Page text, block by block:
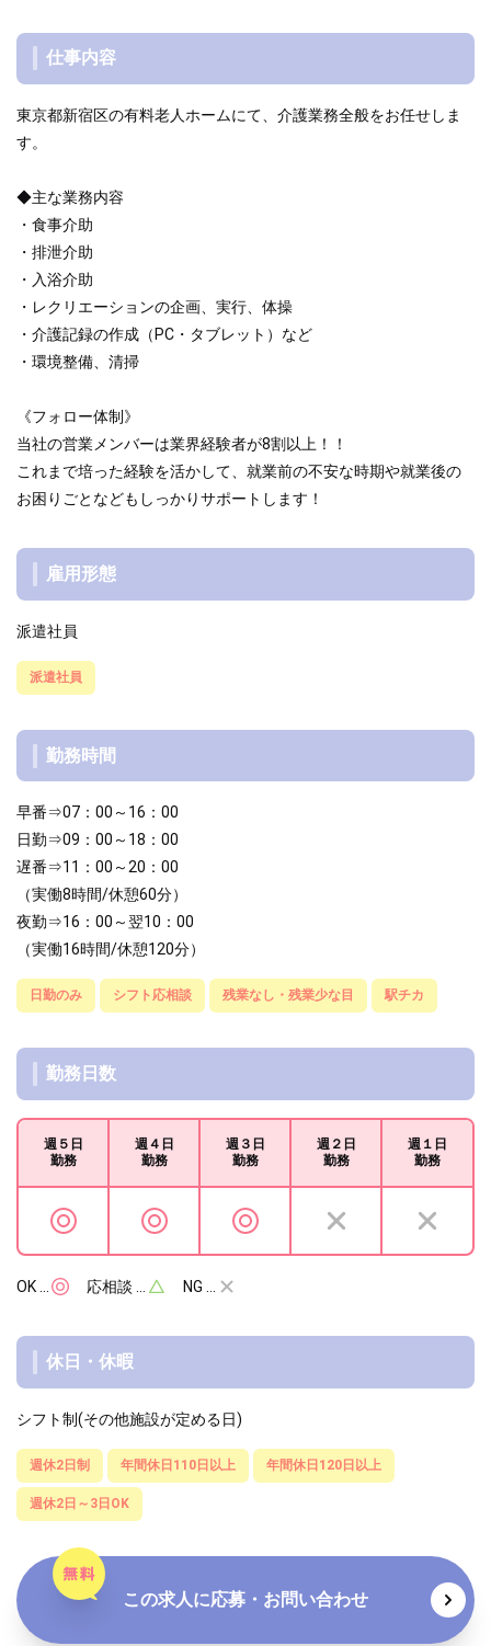
仕事内容
東京都新宿区の有料老人ホームにて、介護業務全般をお任せしま
す。
◆主な業務内容
・食事介助
・排泄介助
・入浴介助
・レクリエーションの企画、実行、体操
・介護記録の作成（PC・タブレット）など
・環境整備、清掃
《フォロー体制》
当社の営業メンバーは業界経験者が8割以上！！
これまで培った経験を活かして、就業前の不安な時期や就業後の
お困りごとなどもしっかりサポートします！
雇用形態
派遣社員
派遣社員
勤務時間
早番⇒07：00～16：00
日勤⇒09：00～18：00
遅番⇒11：00～20：00
（実働8時間/休憩60分）
夜勤⇒16：00～翌10：00
（実働16時間/休憩120分）
日勤のみ シフト応相談 残業なし・残業少な目 駅チカ
勤務日数
週５日
勤務
週４日
勤務
週３日
勤務
週２日
勤務
週１日
勤務
OK … 応相談 … NG …
休日・休暇
シフト制(その他施設が定める日)
週休2日制 年間休日110日以上 年間休日120日以上
週休2日～3日OK
この求人に応募・お問い合わせ